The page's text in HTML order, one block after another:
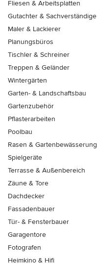
Fliesen & Arbeitsplatten
Gutachter & Sachverständige
Maler & Lackierer
Planungsbüros
Tischler & Schreiner
Treppen & Geländer
Wintergärten
Garten- & Landschaftsbau
Gartenzubehör
Pflasterarbeiten
Poolbau
Rasen & Gartenbewässerung
Spielgeräte
Terrasse & Außenbereich
Zäune & Tore
Dachdecker
Fassadenbauer
Tür- & Fensterbauer
Garagentore
Fotografen
Heimkino & Hifi